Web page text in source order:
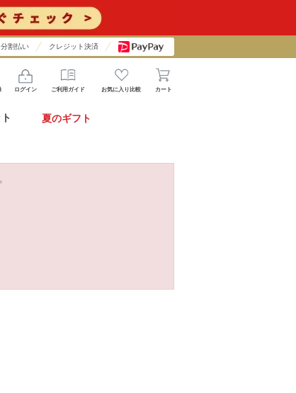
分割払い クレジット決済
ログイン ご利用ガイド お気に入り比較 カート
夏のギフト